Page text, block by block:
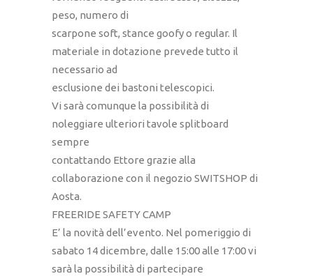
peso, numero di
scarpone soft, stance goofy o regular. Il
materiale in dotazione prevede tutto il
necessario ad
esclusione dei bastoni telescopici.
Vi sarà comunque la possibilità di
noleggiare ulteriori tavole splitboard
sempre
contattando Ettore grazie alla
collaborazione con il negozio SWITSHOP di
Aosta.
FREERIDE SAFETY CAMP
E’ la novità dell’evento. Nel pomeriggio di
sabato 14 dicembre, dalle 15:00 alle 17:00 vi
sarà la possibilità di partecipare